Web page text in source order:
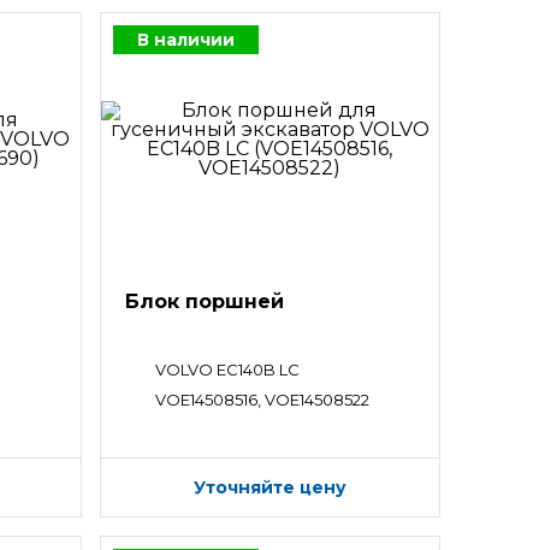
В наличии
Блок поршней
VOLVO EC140B LC
VOE14508516, VOE14508522
Уточняйте цену